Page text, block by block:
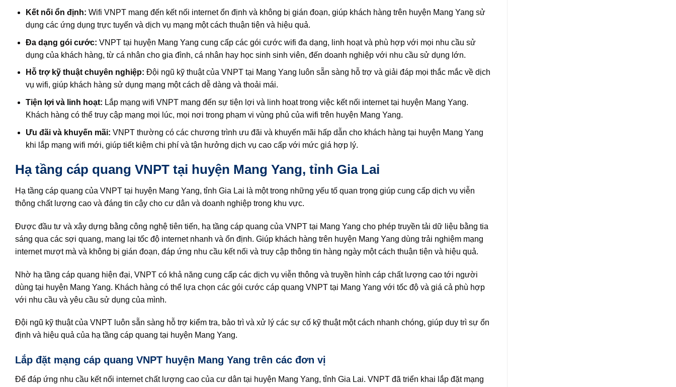
Kết nối ổn định: Wifi VNPT mang đến kết nối internet ổn định và không bị gián đoạn, giúp khách hàng trên huyện Mang Yang sử
dụng các ứng dụng trực tuyến và dịch vụ mạng một cách thuận tiện và hiệu quả.
Đa dạng gói cước: VNPT tại huyện Mang Yang cung cấp các gói cước wifi đa dạng, linh hoạt và phù hợp với mọi nhu cầu sử
dụng của khách hàng, từ cá nhân cho gia đình, cá nhân hay học sinh sinh viên, đến doanh nghiệp với nhu cầu sử dụng lớn.
Hỗ trợ kỹ thuật chuyên nghiệp: Đội ngũ kỹ thuật của VNPT tại Mang Yang luôn sẵn sàng hỗ trợ và giải đáp mọi thắc mắc về dịch
vụ wifi, giúp khách hàng sử dụng mạng một cách dễ dàng và thoải mái.
Tiện lợi và linh hoạt: Lắp mạng wifi VNPT mang đến sự tiện lợi và linh hoạt trong việc kết nối internet tại huyện Mang Yang.
Khách hàng có thể truy cập mạng mọi lúc, mọi nơi trong phạm vi vùng phủ của wifi trên huyện Mang Yang.
Ưu đãi và khuyến mãi: VNPT thường có các chương trình ưu đãi và khuyến mãi hấp dẫn cho khách hàng tại huyện Mang Yang
khi lắp mạng wifi mới, giúp tiết kiệm chi phí và tận hưởng dịch vụ cao cấp với mức giá hợp lý.
Hạ tầng cáp quang VNPT tại huyện Mang Yang, tỉnh Gia Lai
Hạ tầng cáp quang của VNPT tại huyện Mang Yang, tỉnh Gia Lai là một trong những yếu tố quan trọng giúp cung cấp dịch vụ viễn
thông chất lượng cao và đáng tin cậy cho cư dân và doanh nghiệp trong khu vực.
Được đầu tư và xây dựng bằng công nghệ tiên tiến, hạ tầng cáp quang của VNPT tại Mang Yang cho phép truyền tải dữ liệu bằng tia
sáng qua các sợi quang, mang lại tốc độ internet nhanh và ổn định. Giúp khách hàng trên huyện Mang Yang dùng trải nghiệm mạng
internet mượt mà và không bị gián đoạn, đáp ứng nhu cầu kết nối và truy cập thông tin hàng ngày một cách thuận tiện và hiệu quả.
Nhờ hạ tầng cáp quang hiện đại, VNPT có khả năng cung cấp các dịch vụ viễn thông và truyền hình cáp chất lượng cao tới người
dùng tại huyện Mang Yang. Khách hàng có thể lựa chọn các gói cước cáp quang VNPT tại Mang Yang với tốc độ và giá cả phù hợp
với nhu cầu và yêu cầu sử dụng của mình.
Đội ngũ kỹ thuật của VNPT luôn sẵn sàng hỗ trợ kiểm tra, bảo trì và xử lý các sự cố kỹ thuật một cách nhanh chóng, giúp duy trì sự ổn
định và hiệu quả của hạ tầng cáp quang tại huyện Mang Yang.
Lắp đặt mạng cáp quang VNPT huyện Mang Yang trên các đơn vị
Để đáp ứng nhu cầu kết nối internet chất lượng cao của cư dân tại huyện Mang Yang, tỉnh Gia Lai. VNPT đã triển khai lắp đặt mạng